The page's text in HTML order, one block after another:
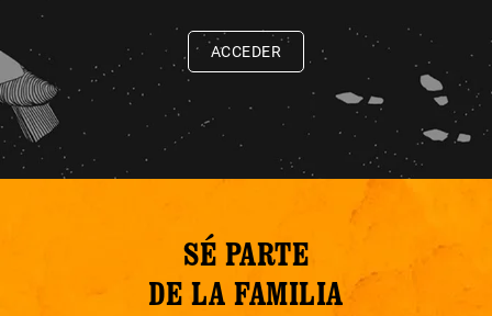
ACCEDER
SÉ PARTE
DE LA FAMILIA